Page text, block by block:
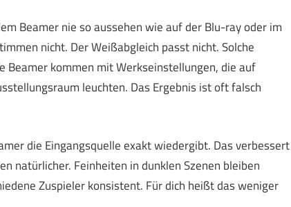
Beamer nie so aussehen wie auf der Blu-ray oder im
nicht. Der Weißabgleich passt nicht. Solche
kommen mit Werkseinstellungen, die auf
leuchten. Das Ergebnis ist oft falsch
die Eingangsquelle exakt wiedergibt. Das verbessert
natürlicher. Feinheiten in dunklen Szenen bleiben
Zuspieler konsistent. Für dich heißt das weniger